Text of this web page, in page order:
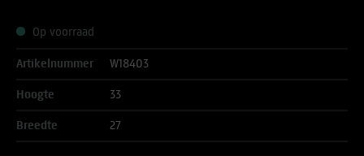
Op voorraad
Artikelnummer W18403
Hoogte 33
Breedte 27